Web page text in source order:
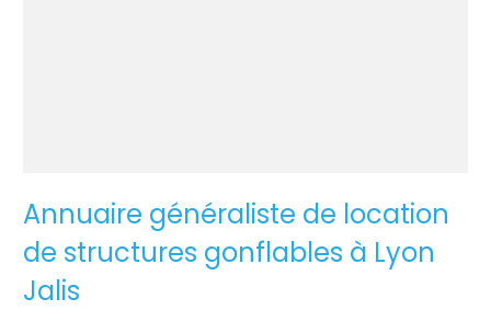
Annuaire généraliste de location
de structures gonflables à Lyon
Jalis